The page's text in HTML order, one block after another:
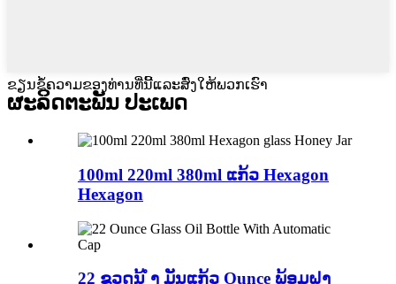
ຂຽນຂໍ້ຄວາມຂອງທ່ານທີ່ນີ້ແລະສົ່ງໃຫ້ພວກເຮົາ
ຜະລິດຕະພັນ ປະເພດ
100ml 220ml 380ml ແກ້ວ Hexagon
Hexagon
22 ຂວດນ້ ຳ ມັນແກ້ວ Ounce ພ້ອມຝາ